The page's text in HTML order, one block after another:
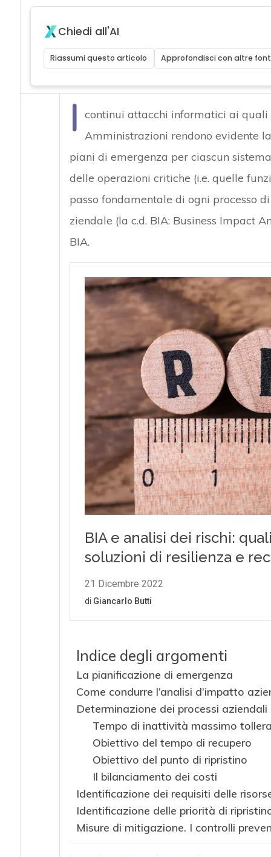
Chiedi all'AI
Riassumi questo articolo Approfondisci con altre
I continui attacchi informatici ai quali
Amministrazioni rendono evidente
piani di emergenza per ciascun
delle operazioni critiche (i.e. quelle
passo fondamentale di ogni processo
ziendale (la c.d. BIA: Business Impact
BIA.
Indice degli argomenti
La pianificazione di emergenza
Come condurre l’analisi d’impatto
Determinazione dei processi
Tempo di inattività massimo
Obiettivo del tempo di recupero
Obiettivo del punto di ripristino
Il bilanciamento dei costi
Identificazione dei requisiti delle
Identificazione delle priorità di
Misure di mitigazione. I controlli